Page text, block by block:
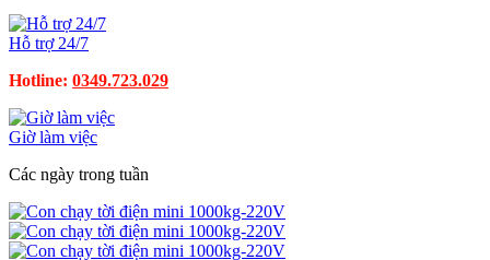
Hỗ trợ 24/7
Hotline: 0349.723.029
Giờ làm việc
Các ngày trong tuần